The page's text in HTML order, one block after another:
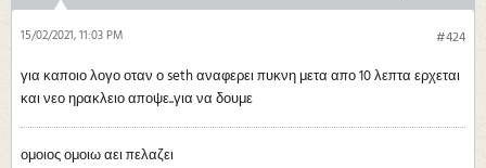
#424
15/02/2021, 11:03 PM
για καποιο λογο οταν ο seth αναφερει πυκνη μετα απο 10 λεπτα ερχεται
και νεο ηρακλειο αποψε..για να δουμε
ομοιος ομοιω αει πελαζει